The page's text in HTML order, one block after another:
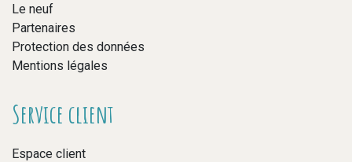
Le neuf
Partenaires
Protection des données
Mentions légales
Service client
Espace client